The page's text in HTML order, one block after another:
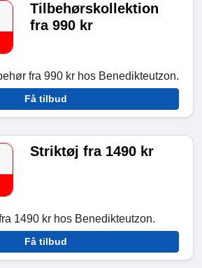
Tilbehørskollektion
fra 990 kr
fra 990 kr hos Benedikteutzon.
Få tilbud
Striktøj fra 1490 kr
1490 kr hos Benedikteutzon.
Få tilbud